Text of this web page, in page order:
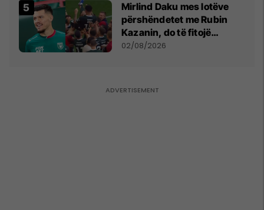
Mirlind Daku mes lotëve
përshëndetet me Rubin
Kazanin, do të fitojë
miliona te Spartak Moska
02/08/2026